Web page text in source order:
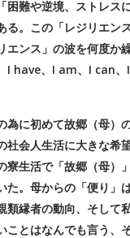
難や逆境、ストレス
。この「レジリエン
ンス」の波を何度か
、I am、I can、I
に初めて故郷（母）
会人生活に大きな希
生活で「故郷（母）
。母からの「便り」
縁者の動向、そして
とはなんでも言う、